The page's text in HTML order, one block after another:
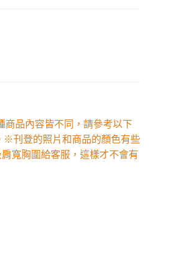
品內容皆不同，請參考以下
刊登的照片和商品的顏色有些
寬胸圍給客服，這樣才不會有